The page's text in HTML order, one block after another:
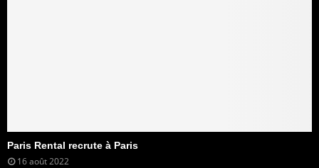
Paris Rental recrute à Paris
16 août 2022